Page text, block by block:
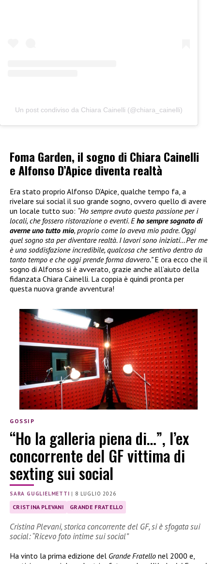
Un post condiviso da Chiara Cainelli (@chiara_cainelli)
Foma Garden, il sogno di Chiara Cainelli
e Alfonso D’Apice diventa realtà
Era stato proprio Alfonso D’Apice, qualche tempo fa, a
rivelare sui social il suo grande sogno, ovvero quello di avere
un locale tutto suo: “Ho sempre avuto questa passione per i
locali, che fossero ristorazione o eventi. Eho sempre sognato di
averne uno tutto mio, proprio come lo aveva mio padre. Oggi
quel sogno sta per diventare realtà. I lavori sono iniziati…Per me
è una soddisfazione incredibile, qualcosa che sentivo dentro da
tanto tempo e che oggi prende forma davvero.”E ora ecco che il
sogno di Alfonso si è avverato, grazie anche all’aiuto della
fidanzata Chiara Cainelli. La coppia è quindi pronta per
questa nuova grande avventura!
GOSSIP
“Ho la galleria piena di…”, l’ex
concorrente del GF vittima di
sexting sui social
SARA GUGLIELMETTI | 8 LUGLIO 2026
CRISTINA PLEVANI GRANDE FRATELLO
Cristina Plevani, storica concorrente del GF, si è sfogata sui
social: “Ricevo foto intime sui social”
Ha vinto la prima edizione del Grande Fratello nel 2000 e,